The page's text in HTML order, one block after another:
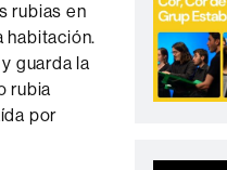
rubias en
habitación.
guarda la
rubia
por